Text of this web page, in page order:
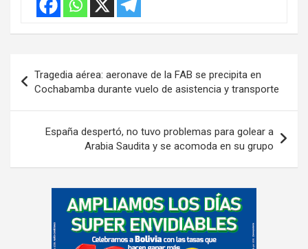
de
entradas
Tragedia aérea: aeronave de la FAB se precipita en
Cochabamba durante vuelo de asistencia y transporte
España despertó, no tuvo problemas para golear a
Arabia Saudita y se acomoda en su grupo